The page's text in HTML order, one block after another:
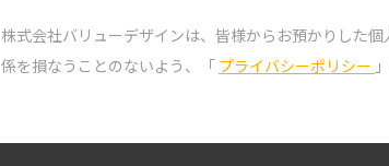
株式会社バリューデザインは、皆様からお預かりした
係を損なうことのないよう、「 プライバシーポリシー